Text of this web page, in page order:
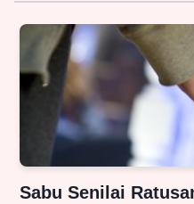
Sabu Senilai